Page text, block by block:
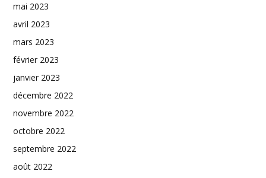
mai 2023
avril 2023
mars 2023
février 2023
janvier 2023
décembre 2022
novembre 2022
octobre 2022
septembre 2022
août 2022